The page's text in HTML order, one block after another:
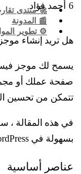
🚀 منتدى
📰 المدونة
⚙️ تطوير
6 أحمد فؤاد
هل تريد إنشاء
يسمح لك موجز
صفحة عملك أو
تتمكن من تحسين
بسهولة في WordPress دون إبطاء موقع الويب الخاص بك.
عناصر أساسية